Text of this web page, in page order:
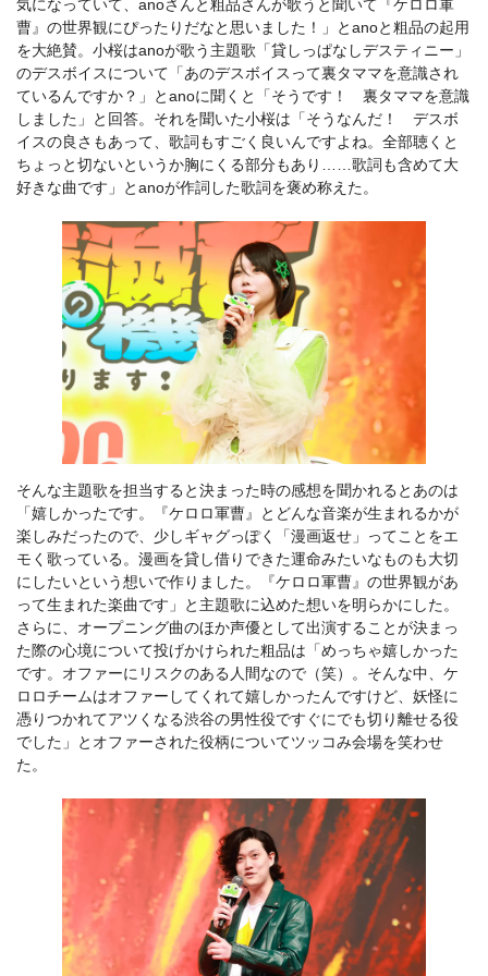
気になっていて、anoさんと粗品さんが歌うと聞いて『ケロロ軍
曹』の世界観にぴったりだなと思いました！」とanoと粗品の起用
を大絶賛。小桜はanoが歌う主題歌「貸しっぱなしデスティニー」
のデスボイスについて「あのデスボイスって裏タママを意識され
ているんですか？」とanoに聞くと「そうです！ 裏タママを意識
しました」と回答。それを聞いた小桜は「そうなんだ！ デスボ
イスの良さもあって、歌詞もすごく良いんですよね。全部聴くと
ちょっと切ないというか胸にくる部分もあり……歌詞も含めて大
好きな曲です」とanoが作詞した歌詞を褒め称えた。
そんな主題歌を担当すると決まった時の感想を聞かれるとあのは
「嬉しかったです。『ケロロ軍曹』とどんな音楽が生まれるかが
楽しみだったので、少しギャグっぽく「漫画返せ」ってことをエ
モく歌っている。漫画を貸し借りできた運命みたいなものも大切
にしたいという想いで作りました。『ケロロ軍曹』の世界観があ
って生まれた楽曲です」と主題歌に込めた想いを明らかにした。
さらに、オープニング曲のほか声優として出演することが決まっ
た際の心境について投げかけられた粗品は「めっちゃ嬉しかった
です。オファーにリスクのある人間なので（笑）。そんな中、ケ
ロロチームはオファーしてくれて嬉しかったんですけど、妖怪に
憑りつかれてアツくなる渋谷の男性役ですぐにでも切り離せる役
でした」とオファーされた役柄についてツッコみ会場を笑わせ
た。